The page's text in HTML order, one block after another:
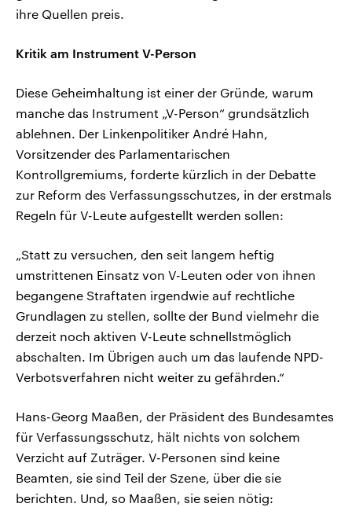
ihre Quellen preis.
Kritik am Instrument V-Person
Diese Geheimhaltung ist einer der Gründe, warum
manche das Instrument „V-Person“ grundsätzlich
ablehnen. Der Linkenpolitiker André Hahn,
Vorsitzender des Parlamentarischen
Kontrollgremiums, forderte kürzlich in der Debatte
zur Reform des Verfassungsschutzes, in der erstmals
Regeln für V-Leute aufgestellt werden sollen:
„Statt zu versuchen, den seit langem heftig
umstrittenen Einsatz von V-Leuten oder von ihnen
begangene Straftaten irgendwie auf rechtliche
Grundlagen zu stellen, sollte der Bund vielmehr die
derzeit noch aktiven V-Leute schnellstmöglich
abschalten. Im Übrigen auch um das laufende NPD-
Verbotsverfahren nicht weiter zu gefährden.“
Hans-Georg Maaßen, der Präsident des Bundesamtes
für Verfassungsschutz, hält nichts von solchem
Verzicht auf Zuträger. V-Personen sind keine
Beamten, sie sind Teil der Szene, über die sie
berichten. Und, so Maaßen, sie seien nötig: